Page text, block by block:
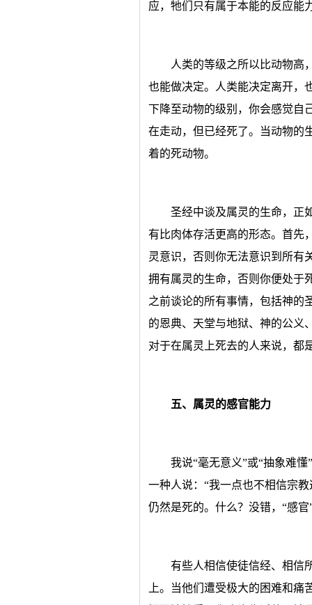
应，牠们只有属于本能的反应能
人类的等级之所以比动物高
也能做决定。人类能决定离开，
下降至动物的级别，你会感觉自
在走动，但已经死了。当动物的
着的死动物。
圣经中谈及属灵的生命，正
有比肉体存活更高的形态。首先
灵意识，否则你无法意识到所有
拥有属灵的生命，否则你便处
之前谈论的所有事情，包括神的
的恩典、天堂与地狱、神的公
对于在属灵上死去的人来说，都
五、属灵的感官能力
我说“毫无意义”或“抽象难
一种人说：“我一点也不相信宗
仍然是死的。什么？没错，“感
有些人相信使徒信经、相信
上。当他们遭受极大的困难和